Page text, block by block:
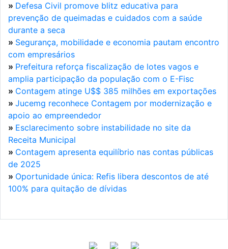
» Defesa Civil promove blitz educativa para
prevenção de queimadas e cuidados com a saúde
durante a seca
» Segurança, mobilidade e economia pautam encontro
com empresários
» Prefeitura reforça fiscalização de lotes vagos e
amplia participação da população com o E-Fisc
» Contagem atinge U$$ 385 milhões em exportações
» Jucemg reconhece Contagem por modernização e
apoio ao empreendedor
» Esclarecimento sobre instabilidade no site da
Receita Municipal
» Contagem apresenta equilíbrio nas contas públicas
de 2025
» Oportunidade única: Refis libera descontos de até
100% para quitação de dívidas